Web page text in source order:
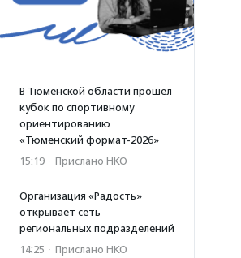
В Тюменской области прошел
кубок по спортивному
ориентированию
«Тюменский формат-2026»
15:19 · Прислано НКО
Организация «Радость»
открывает сеть
региональных подразделений
14:25 · Прислано НКО